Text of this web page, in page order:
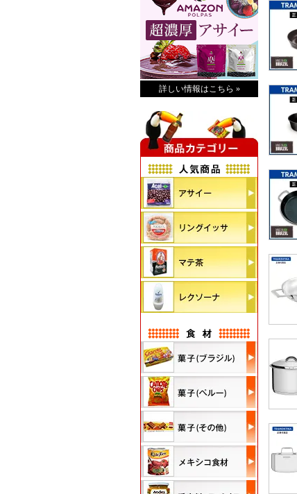
詳しい情報はこちら »